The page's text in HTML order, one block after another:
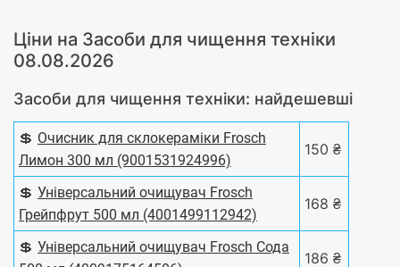
Ціни на Засоби для чищення техніки
08.08.2026
Засоби для чищення техніки: найдешевші
💲 Очисник для склокераміки Frosch
Лимон 300 мл (9001531924996)
150 ₴
💲 Універсальний очищувач Frosch
Грейпфрут 500 мл (4001499112942)
168 ₴
💲 Універсальний очищувач Frosch Сода
186 ₴